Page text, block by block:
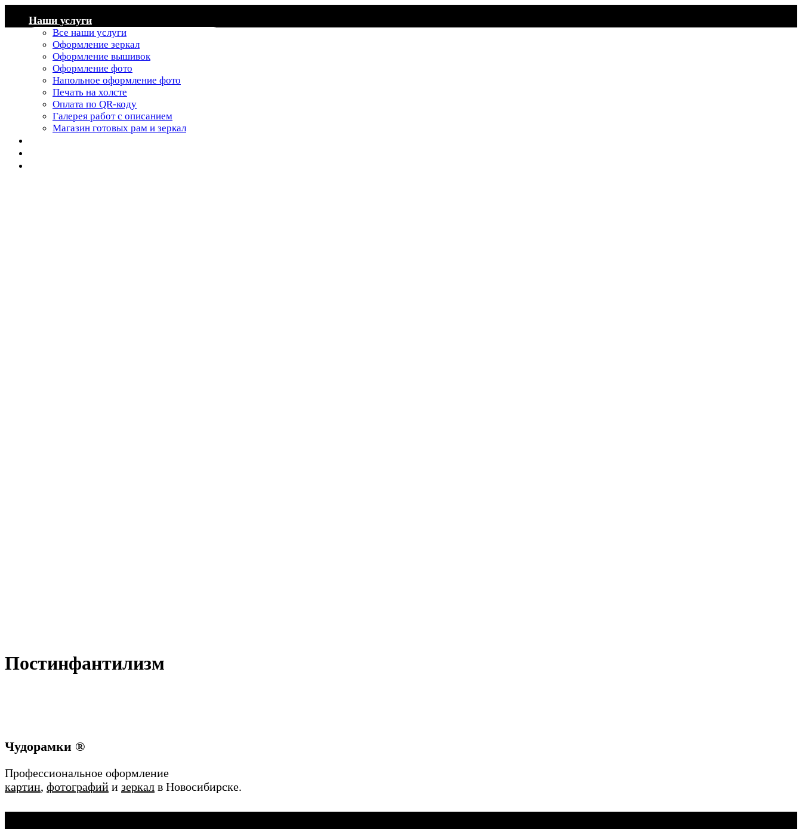
Наши услуги
Все наши услуги
Оформление зеркал
Оформление вышивок
Оформление фото
Напольное оформление фото
Печать на холсте
Оплата по QR-коду
Галерея работ с описанием
Магазин готовых рам и зеркал
Постинфантилизм
Чудорамки ®
Профессиональное оформление
картин, фотографий и зеркал в Новосибирске.